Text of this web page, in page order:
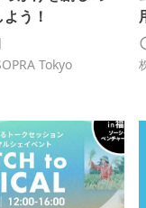
う！
Tokyo